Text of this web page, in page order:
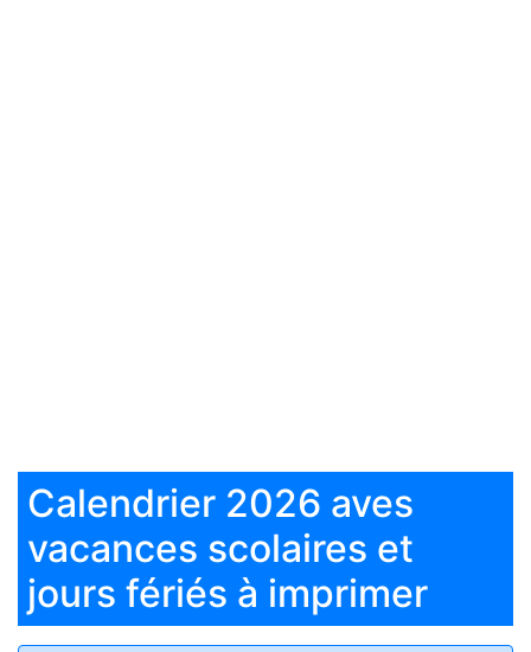
Calendrier 2026 aves
vacances scolaires et
jours fériés à imprimer